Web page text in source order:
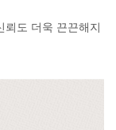
도 더욱 끈끈해지